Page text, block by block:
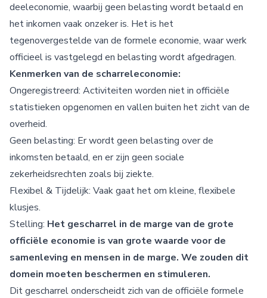
deeleconomie, waarbij geen belasting wordt betaald en
het inkomen vaak onzeker is. Het is het
tegenovergestelde van de formele economie, waar werk
officieel is vastgelegd en belasting wordt afgedragen.
Kenmerken van de scharreleconomie:
Ongeregistreerd: Activiteiten worden niet in officiële
statistieken opgenomen en vallen buiten het zicht van de
overheid.
Geen belasting: Er wordt geen belasting over de
inkomsten betaald, en er zijn geen sociale
zekerheidsrechten zoals bij ziekte.
Flexibel & Tijdelijk: Vaak gaat het om kleine, flexibele
klusjes.
Stelling: Het gescharrel in de marge van de grote
officiële economie is van grote waarde voor de
samenleving en mensen in de marge. We zouden dit
domein moeten beschermen en stimuleren.
Dit gescharrel onderscheidt zich van de officiële formele